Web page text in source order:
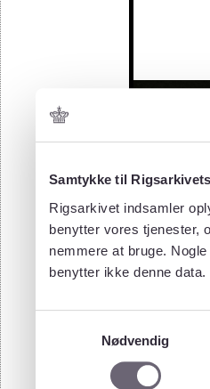
Samtykke til
Rigsarkivet indsamler
benytter vores tjenester,
nemmere at bruge.
benytter ikke denne data.
Nødvendig